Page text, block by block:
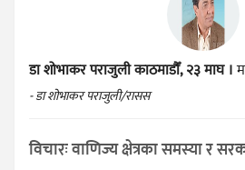
डा शोभाकर पराजुलीकाठमाडौँ, २३ माघ ।
- डा शोभाकर पराजुली/रासस
विचारः वाणिज्य क्षेत्रका समस्या र